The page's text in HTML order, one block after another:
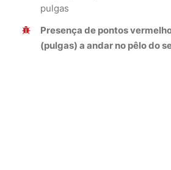
pulgas
Presença de pontos
(pulgas) a andar no pêlo do